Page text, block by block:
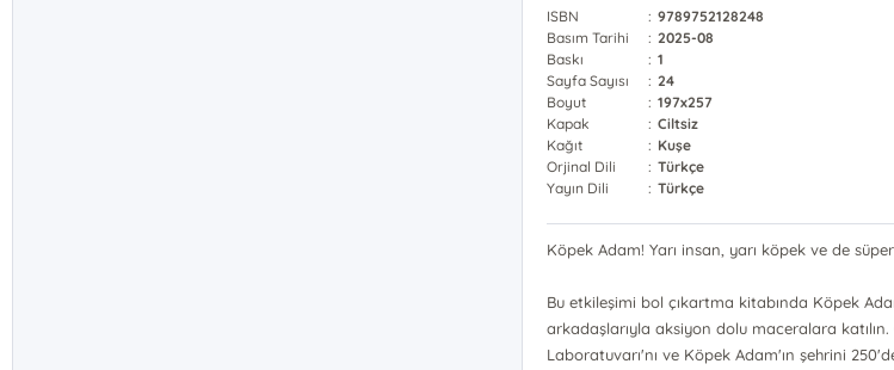
ISBN : 9789752128248
Basım Tarihi
: 2025-08
Baskı
: 1
Sayfa Sayısı
: 24
Boyut
: 197x257
Kapak
: Ciltsiz
Kağıt
: Kuşe
Orjinal Dili
: Türkçe
Yayın Dili
: Türkçe
Köpek Adam! Yarı insan, yarı köpek ve de
Bu etkileşimi bol çıkartma kitabında Köpek
arkadaşlarıyla aksiyon dolu maceralara
Laboratuvarı'nı ve Köpek Adam'ın şehrini